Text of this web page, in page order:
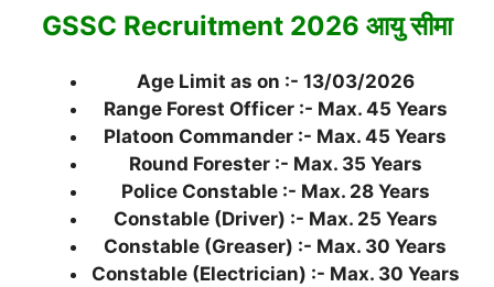
GSSC Recruitment 2026 आयु सीमा
Age Limit as on :- 13/03/2026
Range Forest Officer :- Max. 45 Years
Platoon Commander :- Max. 45 Years
Round Forester :- Max. 35 Years
Police Constable :- Max. 28 Years
Constable (Driver) :- Max. 25 Years
Constable (Greaser) :- Max. 30 Years
Constable (Electrician) :- Max. 30 Years